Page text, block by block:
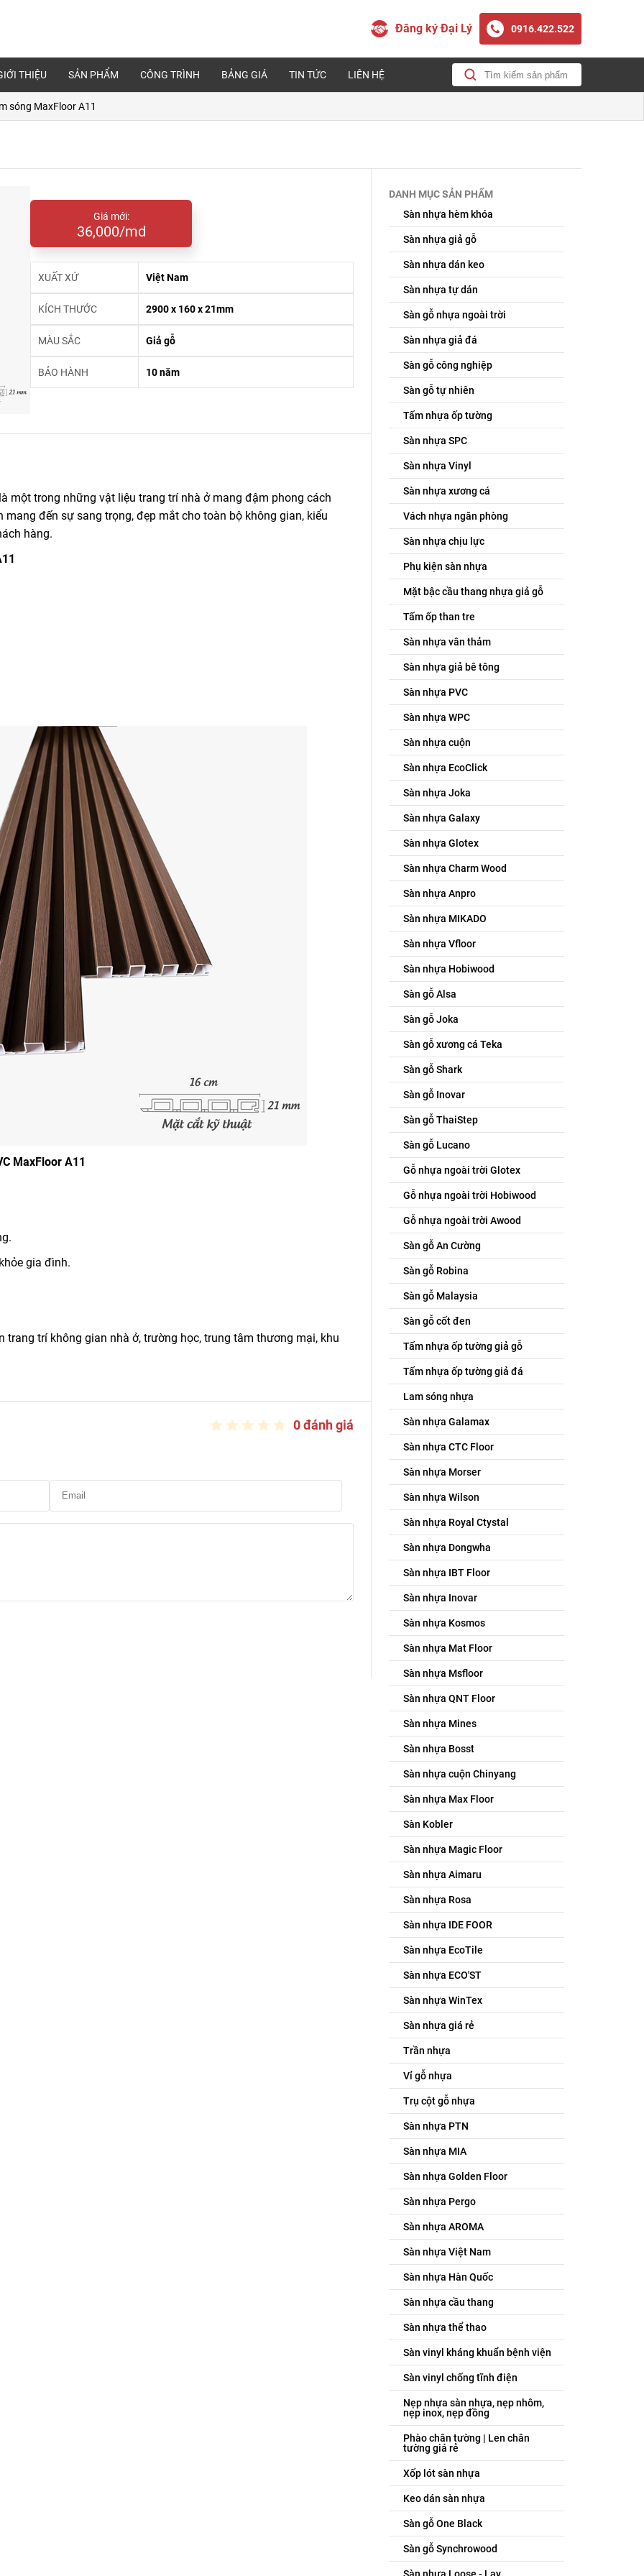
Đăng ký Đại Lý 0916.422.522
THIỆU SẢN PHẨM CÔNG TRÌNH BẢNG GIÁ TIN TỨC LIÊN HỆ
sóng MaxFloor A11
Giá mới:
36,000/md
XUẤT XỨ Việt Nam
KÍCH THƯỚC 2900 x 160 x 21mm
MÀU SẮC Giả gỗ
BẢO HÀNH 10 năm
một trong những vật liệu trang trí nhà ở mang đậm phong cách
đến sự sang trọng, đẹp mắt cho toàn bộ không gian, kiểu
hàng.
MaxFloor A11
gia đình.
trí không gian nhà ở, trường học, trung tâm thương mại, khu
0 đánh giá
DANH MỤC SẢN PHẨM
Sàn nhựa hèm khóa
Sàn nhựa giả gỗ
Sàn nhựa dán keo
Sàn nhựa tự dán
Sàn gỗ nhựa ngoài trời
Sàn nhựa giả đá
Sàn gỗ công nghiệp
Sàn gỗ tự nhiên
Tấm nhựa ốp tường
Sàn nhựa SPC
Sàn nhựa Vinyl
Sàn nhựa xương cá
Vách nhựa ngăn phòng
Sàn nhựa chịu lực
Phụ kiện sàn nhựa
Mặt bậc cầu thang nhựa giả gỗ
Tấm ốp than tre
Sàn nhựa vân thảm
Sàn nhựa giả bê tông
Sàn nhựa PVC
Sàn nhựa WPC
Sàn nhựa cuộn
Sàn nhựa EcoClick
Sàn nhựa Joka
Sàn nhựa Galaxy
Sàn nhựa Glotex
Sàn nhựa Charm Wood
Sàn nhựa Anpro
Sàn nhựa MIKADO
Sàn nhựa Vfloor
Sàn nhựa Hobiwood
Sàn gỗ Alsa
Sàn gỗ Joka
Sàn gỗ xương cá Teka
Sàn gỗ Shark
Sàn gỗ Inovar
Sàn gỗ ThaiStep
Sàn gỗ Lucano
Gỗ nhựa ngoài trời Glotex
Gỗ nhựa ngoài trời Hobiwood
Gỗ nhựa ngoài trời Awood
Sàn gỗ An Cường
Sàn gỗ Robina
Sàn gỗ Malaysia
Sàn gỗ cốt đen
Tấm nhựa ốp tường giả gỗ
Tấm nhựa ốp tường giả đá
Lam sóng nhựa
Sàn nhựa Galamax
Sàn nhựa CTC Floor
Sàn nhựa Morser
Sàn nhựa Wilson
Sàn nhựa Royal Ctystal
Sàn nhựa Dongwha
Sàn nhựa IBT Floor
Sàn nhựa Inovar
Sàn nhựa Kosmos
Sàn nhựa Mat Floor
Sàn nhựa Msfloor
Sàn nhựa QNT Floor
Sàn nhựa Mines
Sàn nhựa Bosst
Sàn nhựa cuộn Chinyang
Sàn nhựa Max Floor
Sàn Kobler
Sàn nhựa Magic Floor
Sàn nhựa Aimaru
Sàn nhựa Rosa
Sàn nhựa IDE FOOR
Sàn nhựa EcoTile
Sàn nhựa ECO'ST
Sàn nhựa WinTex
Sàn nhựa giá rẻ
Trần nhựa
Vỉ gỗ nhựa
Trụ cột gỗ nhựa
Sàn nhựa PTN
Sàn nhựa MIA
Sàn nhựa Golden Floor
Sàn nhựa Pergo
Sàn nhựa AROMA
Sàn nhựa Việt Nam
Sàn nhựa Hàn Quốc
Sàn nhựa cầu thang
Sàn nhựa thể thao
Sàn vinyl kháng khuẩn bệnh viện
Sàn vinyl chống tĩnh điện
Nẹp nhựa sàn nhựa, nẹp nhôm,
nẹp inox, nẹp đồng
Phào chân tường | Len chân
tường giá rẻ
Xốp lót sàn nhựa
Keo dán sàn nhựa
Sàn gỗ One Black
Sàn gỗ Synchrowood